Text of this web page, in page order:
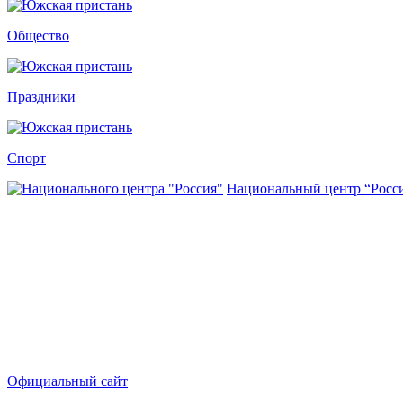
Общество
Праздники
Спорт
Национальный центр
Официальный сайт